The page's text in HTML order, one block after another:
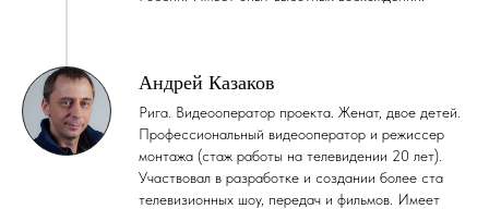
Андрей Казаков
Рига. Видеооператор проекта. Женат, двое детей.
Профессиональный видеооператор и режиссер
монтажа (стаж работы на телевидении 20 лет).
Участвовал в разработке и создании более ста
телевизионных шоу, передач и фильмов. Имеет